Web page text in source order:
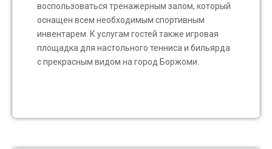
воспользоваться тренажерным залом, который
оснащен всем необходимым спортивным
инвентарем. К услугам гостей также игровая
площадка для настольного тенниса и бильярда
с прекрасным видом на город Боржоми.